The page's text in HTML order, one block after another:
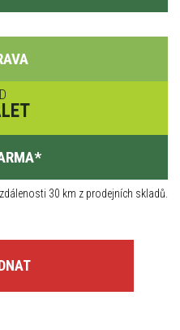
*
30 km z prodejních skladů.